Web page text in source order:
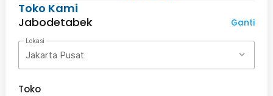
Toko Kami
Jabodetabek
Ganti
Lokasi
Jakarta Pusat
Toko